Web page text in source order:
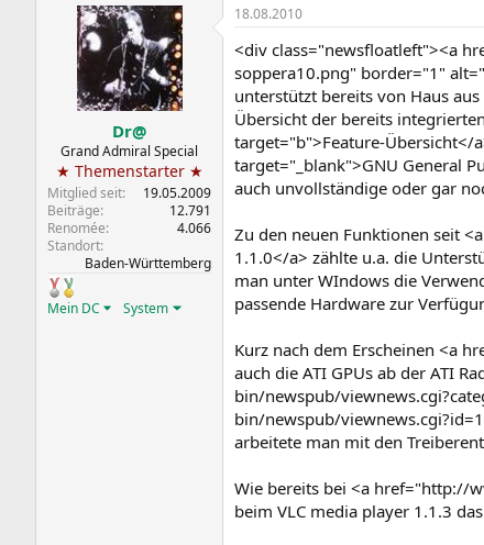
s
t
e
l
t
a
m
Dr@
Grand Admiral Special
★ Themenstarter ★
Mitglied seit
19.05.2009
Beiträge
12.791
Renomée
4.066
Standort
Baden-Württemberg
Mein DC System
18.08.2010
<div class="newsfloatleft"><a
soppera10.png" border="1"
unterstützt bereits von Haus
Übersicht der bereits
target="b">Feature-
target="_blank">GNU General
auch unvollständige oder gar
Zu den neuen Funktionen seit
1.1.0</a> zählte u.a. die
man unter WIndows die
passende Hardware zur
Kurz nach dem Erscheinen <a
auch die ATI GPUs ab der ATI
bin/newspub/
bin/newspub/
arbeitete man mit den
Wie bereits bei <a href="http://
beim VLC media player 1.1.3